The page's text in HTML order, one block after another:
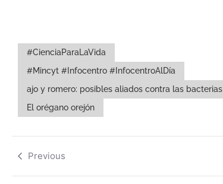
#CienciaParaLaVida
#Mincyt #Infocentro #InfocentroAlDía
ajo y romero: posibles aliados contra las bacterias
El orégano orejón
Previous